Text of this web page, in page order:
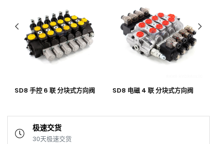
SD8 手控 6 联 分块式方向阀 SD8 电磁 4 联 分块式方向阀
极速交货
30天极速交货